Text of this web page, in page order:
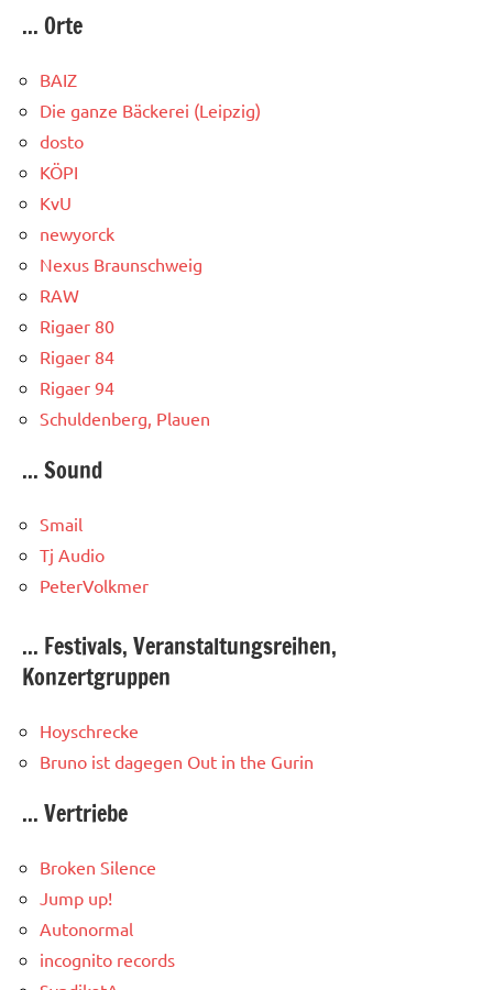
... Orte
BAIZ
Die ganze Bäckerei (Leipzig)
dosto
KÖPI
KvU
newyorck
Nexus Braunschweig
RAW
Rigaer 80
Rigaer 84
Rigaer 94
Schuldenberg, Plauen
... Sound
Smail
Tj Audio
PeterVolkmer
... Festivals, Veranstaltungsreihen,
Konzertgruppen
Hoyschrecke
Bruno ist dagegen Out in the Gurin
... Vertriebe
Broken Silence
Jump up!
Autonormal
incognito records